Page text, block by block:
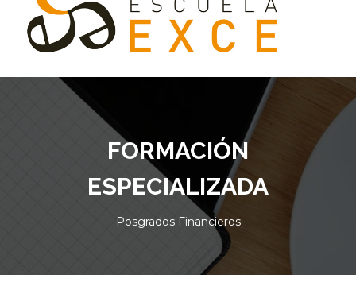
FORMACIÓN
ESPECIALIZADA
Posgrados Financieros